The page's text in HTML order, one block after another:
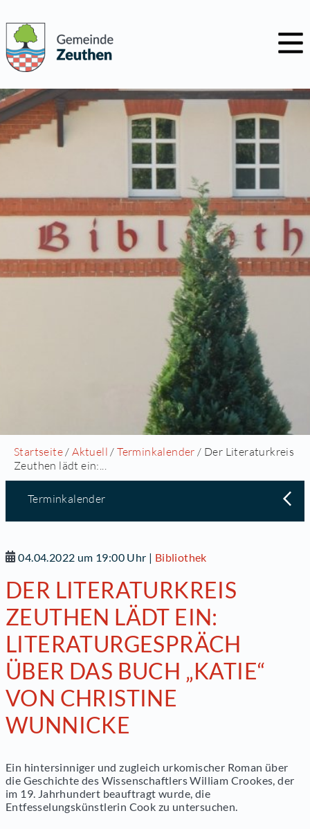
Startseite /Aktuell /Terminkalender / Der Literaturkreis
Zeuthen lädt ein:...
Terminkalender
04.04.2022 um 19:00 Uhr | Bibliothek
DER LITERATURKREIS
ZEUTHEN LÄDT EIN:
LITERATURGESPRÄCH
ÜBER DAS BUCH „KATIE“
VON CHRISTINE
WUNNICKE
Ein hintersinniger und zugleich urkomischer Roman über
die Geschichte des Wissenschaftlers William Crookes, der
im 19. Jahrhundert beauftragt wurde, die
Entfesselungskünstlerin Cook zu untersuchen.